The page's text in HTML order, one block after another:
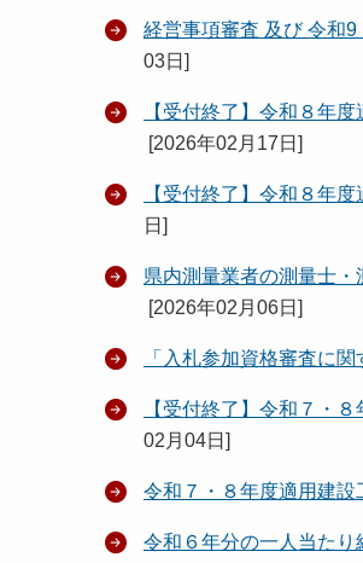
経営事項審査 及び 令和
03日 ]
【受付終了】令和８年
[2026年02月17日 ]
【受付終了】令和８年
日 ]
県内測量業者の測量士
[2026年02月06日 ]
「入札参加資格審査に
【受付終了】令和７・
02月04日 ]
令和７・８年度適用建
令和６年分の一人当たり